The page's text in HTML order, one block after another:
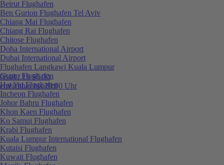
0848 / 19 96 00
erreichbar bis 20:00 Uhr
Beirut Flughafen
Ben Gurion Flughafen Tel Aviv
Chiang Mai Flughafen
Chiang Rai Flughafen
Chitose Flughafen
Doha International Airport
Dubai International Airport
Flughafen Langkawi Kuala Lumpur
Guam Flughafen
Hat Yai Flughafen
Incheon Flughafen
Johor Bahru Flughafen
Khon Kaen Flughafen
Ko Samui Flughafen
Krabi Flughafen
Kuala Lumpur International Flughafen
Kutaisi Flughafen
Kuwait Flughafen